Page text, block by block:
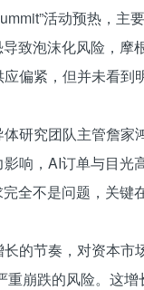
活动预热，主
致泡沫化风险，
偏紧，但并未看
研究团队主管詹
响，AI订单与目
全不是问题，关
的节奏，对资本
崩跌的风险。这